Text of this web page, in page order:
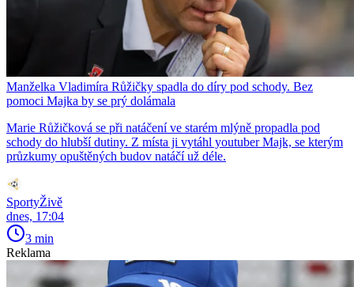
Manželka Vladimíra Růžičky spadla do díry pod schody. Bez
pomoci Majka by se prý dolámala
Marie Růžičková se při natáčení ve starém mlýně propadla pod
schody do hlubší dutiny. Z místa ji vytáhl youtuber Majk, se kterým
průzkumy opuštěných budov natáčí už déle.
SportyŽivě
dnes, 17:04
3 min
Reklama